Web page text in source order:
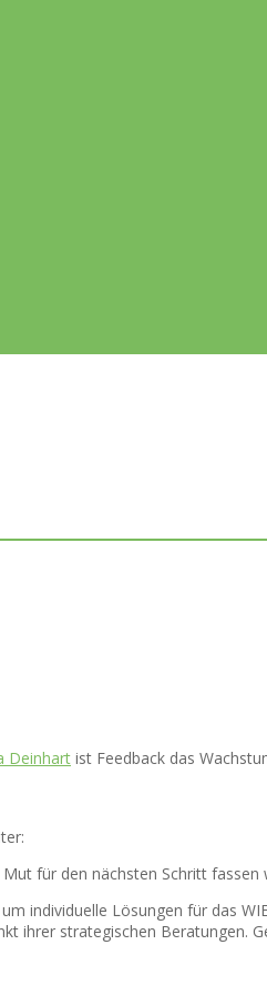
Deinhart ist Feedback das
für den nächsten Schritt fassen
individuelle Lösungen für das
ihrer strategischen Beratungen.